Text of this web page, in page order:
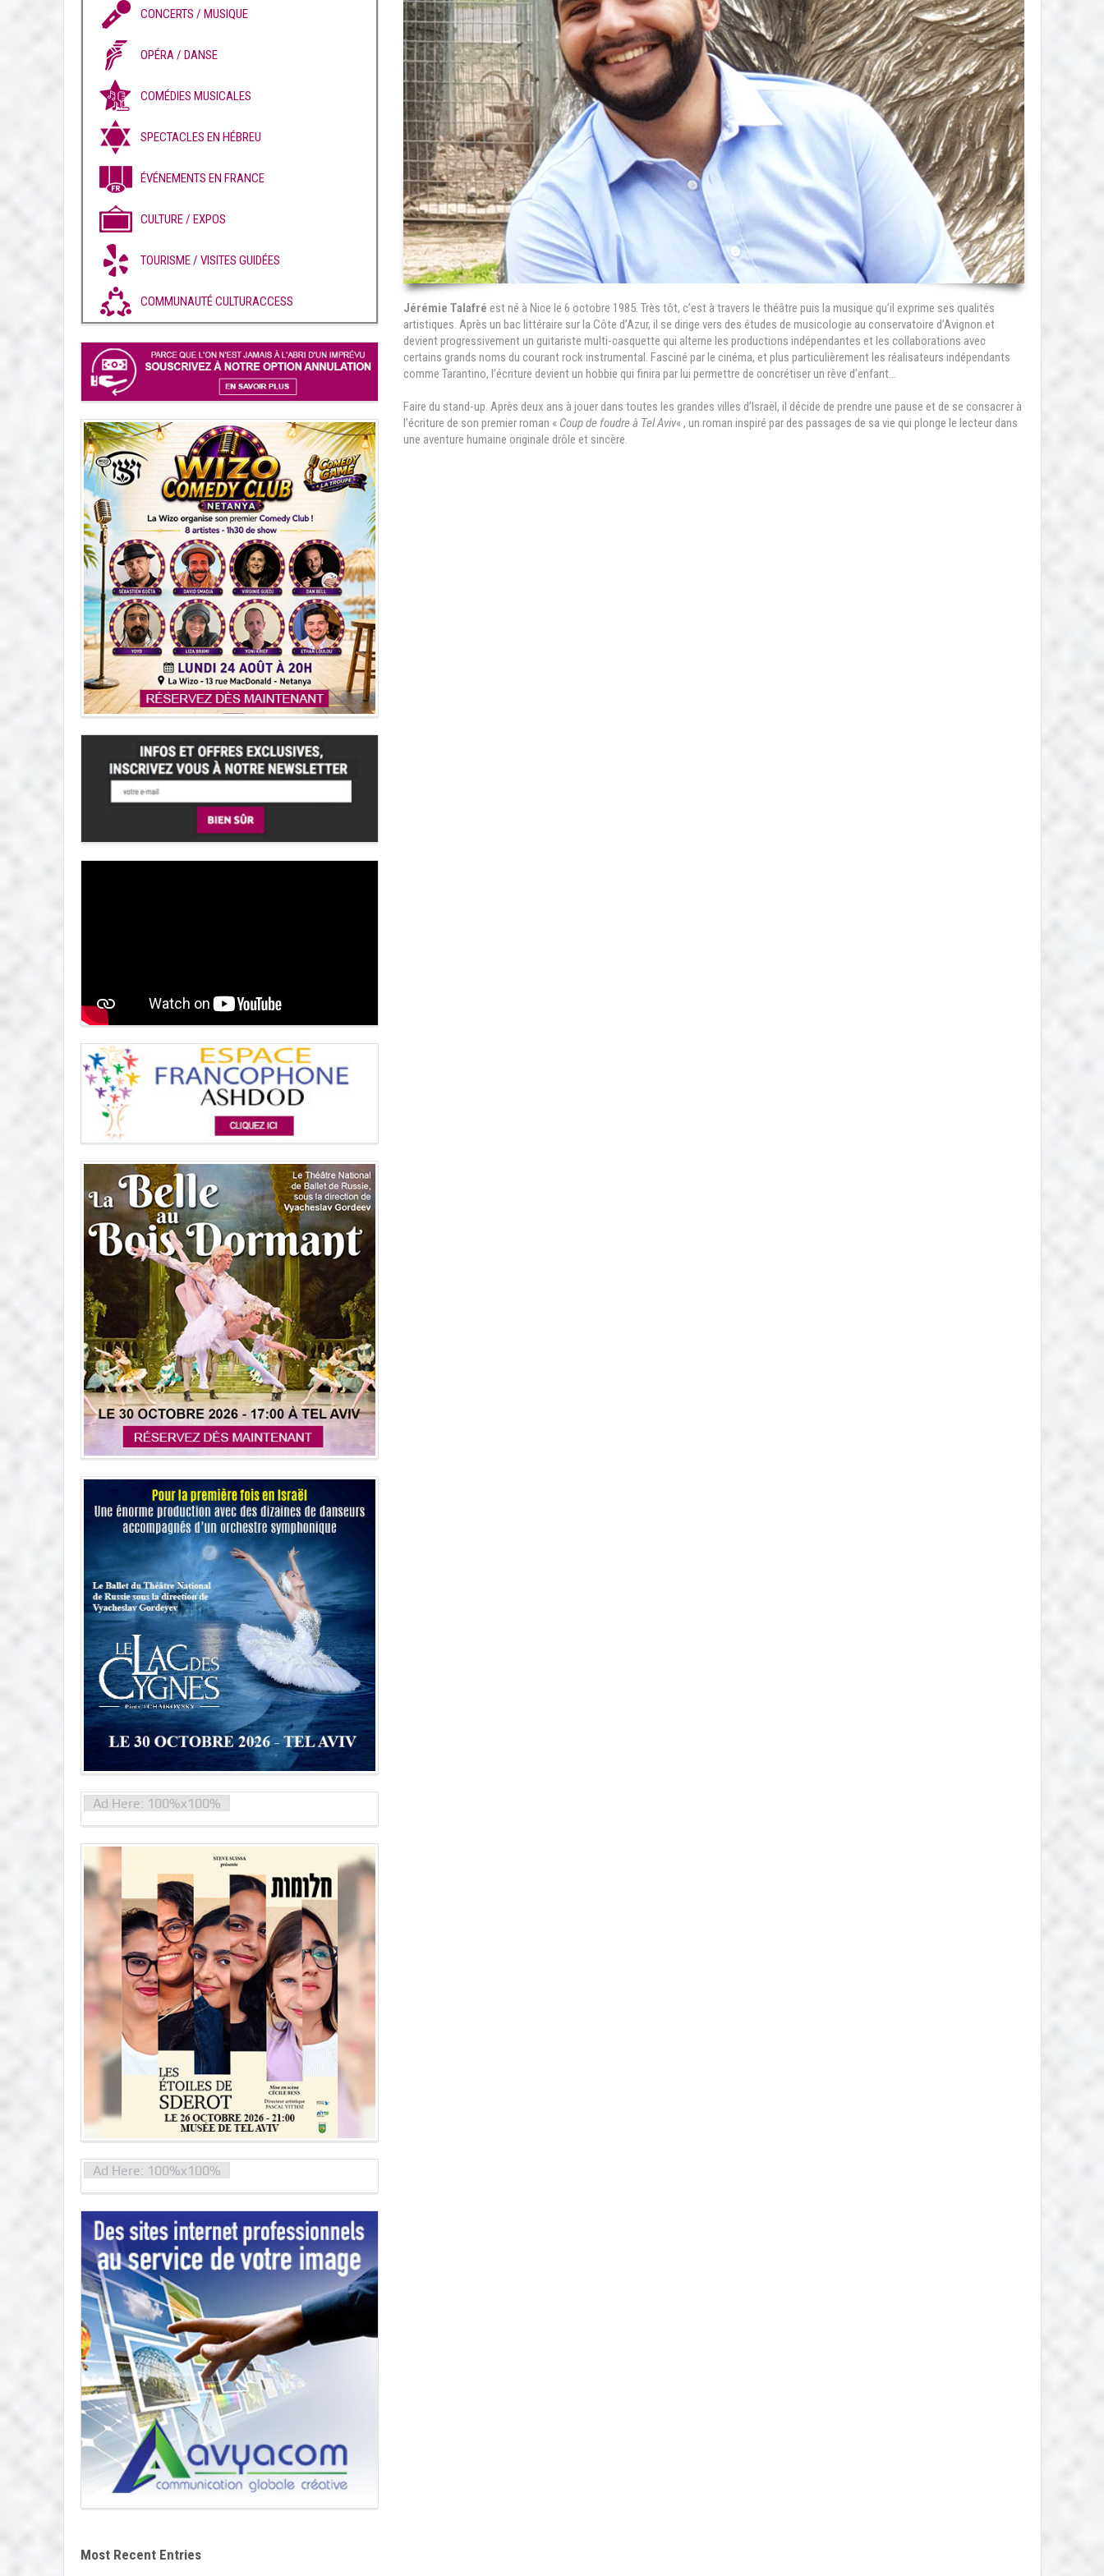
CONCERTS / MUSIQUE
OPÉRA / DANSE
COMÉDIES MUSICALES
SPECTACLES EN HÉBREU
ÉVÉNEMENTS EN FRANCE
CULTURE / EXPOS
TOURISME / VISITES GUIDÉES
COMMUNAUTÉ CULTURACCESS
Ad Here: 100%x100%
Ad Here: 100%x100%
Jérémie Talafré est né à Nice le 6 octobre 1985. Très tôt, c’est à travers le théâtre puis la musique qu’il exprime ses qualités
artistiques. Après un bac littéraire sur la Côte d’Azur, il se dirige vers des études de musicologie au conservatoire d’Avignon et
devient progressivement un guitariste multi-casquette qui alterne les productions indépendantes et les collaborations avec
certains grands noms du courant rock instrumental. Fasciné par le cinéma, et plus particulièrement les réalisateurs indépendants
comme Tarantino, l’écriture devient un hobbie qui finira par lui permettre de concrétiser un rêve d’enfant…
Faire du stand-up. Après deux ans à jouer dans toutes les grandes villes d’Israël, il décide de prendre une pause et de se consacrer à
l’écriture de son premier roman « Coup de foudre à Tel Aviv« , un roman inspiré par des passages de sa vie qui plonge le lecteur dans
une aventure humaine originale drôle et sincère.
Most Recent Entries